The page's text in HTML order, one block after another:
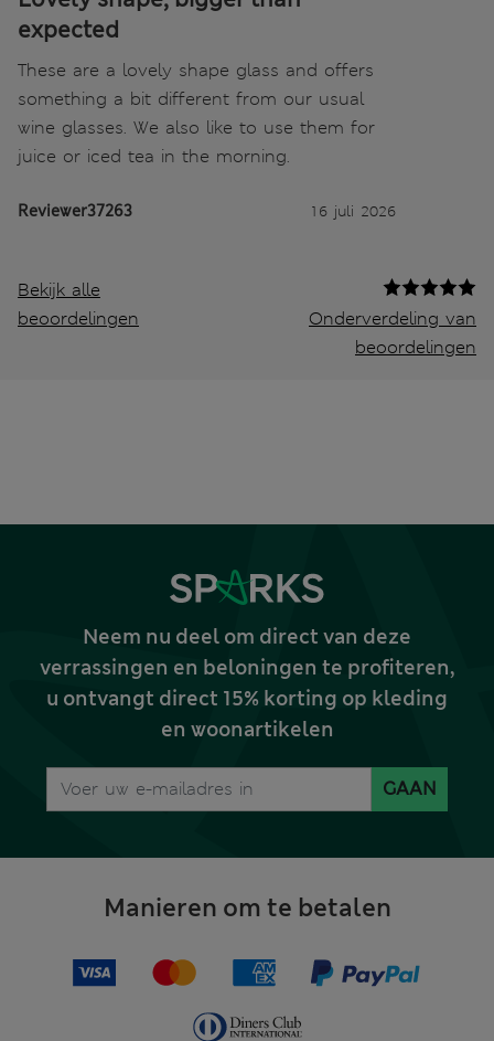
expected
These are a lovely shape glass and offers
something a bit different from our usual
wine glasses. We also like to use them for
juice or iced tea in the morning.
Reviewer37263 16 juli 2026
Bekijk alle
beoordelingen
Onderverdeling van
beoordelingen
Neem nu deel om direct van deze
verrassingen en beloningen te profiteren,
u ontvangt direct 15% korting op kleding
en woonartikelen
GAAN
Manieren om te betalen